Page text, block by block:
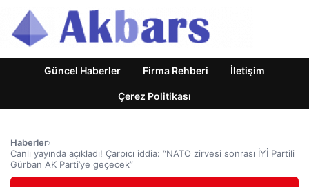
Güncel Haberler Firma Rehberi İletişim
Çerez Politikası
Haberler›
Canlı yayında açıkladı! Çarpıcı iddia: “NATO zirvesi sonrası İYİ Partili
Gürban AK Parti’ye geçecek”